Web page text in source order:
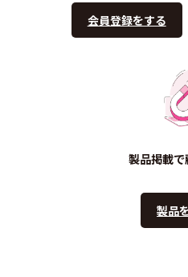
会員登録をする
製品掲載
製品